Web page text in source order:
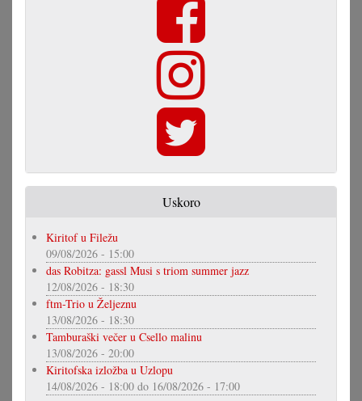
Uskoro
Kiritof u Filežu
09/08/2026 - 15:00
das Robitza: gassl Musi s triom summer jazz
12/08/2026 - 18:30
ftm-Trio u Željeznu
13/08/2026 - 18:30
Tamburaški večer u Csello malinu
13/08/2026 - 20:00
Kiritofska izložba u Uzlopu
14/08/2026 - 18:00 do 16/08/2026 - 17:00